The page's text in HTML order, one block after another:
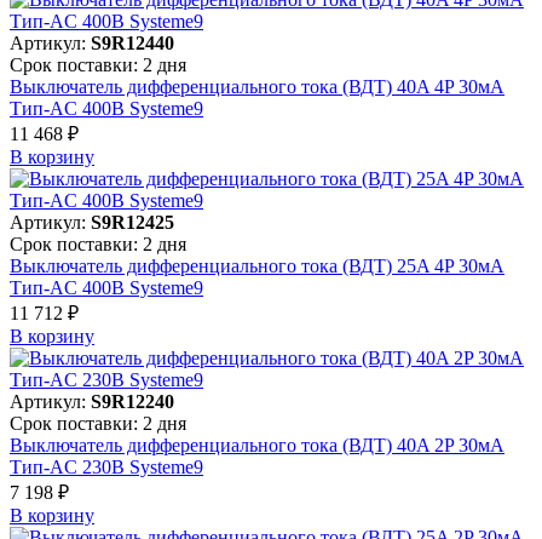
Артикул: S9R12440
Срок поставки: 2 дня
Выключатель дифференциального тока (ВДТ) 40A 4P 30мА
Тип-AC 400В Systeme9
11 468 ₽
В корзинy
Артикул: S9R12425
Срок поставки: 2 дня
Выключатель дифференциального тока (ВДТ) 25A 4P 30мА
Тип-AC 400В Systeme9
11 712 ₽
В корзинy
Артикул: S9R12240
Срок поставки: 2 дня
Выключатель дифференциального тока (ВДТ) 40A 2P 30мА
Тип-AC 230В Systeme9
7 198 ₽
В корзинy